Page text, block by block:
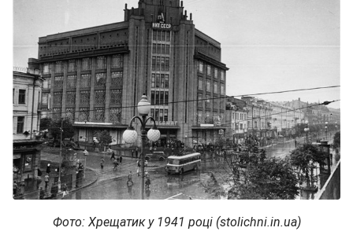
Фото: Хрещатик у 1941 році (stolichni.in.ua)